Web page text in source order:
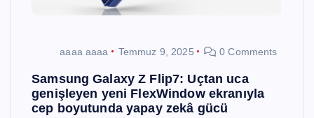
aaaa aaaa Temmuz 9, 2025 0 Comments
Samsung Galaxy Z Flip7: Uçtan uca
genişleyen yeni FlexWindow ekranıyla
cep boyutunda yapay zekâ gücü